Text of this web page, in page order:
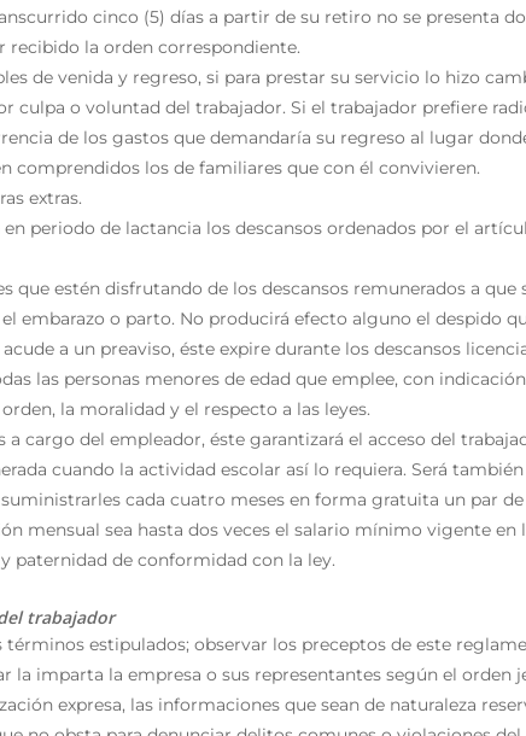
cinco (5) días a partir de su retiro no se presenta
recibido la orden correspondiente.
de venida y regreso, si para prestar su servicio lo hizo
culpa o voluntad del trabajador. Si el trabajador prefiere
de los gastos que demandaría su regreso al lugar
comprendidos los de familiares que con él convivieren.
extras.
periodo de lactancia los descansos ordenados por el
que estén disfrutando de los descansos remunerados a
embarazo o parto. No producirá efecto alguno el despido
a un preaviso, éste expire durante los descansos
las personas menores de edad que emplee, con
la moralidad y el respecto a las leyes.
a cargo del empleador, éste garantizará el acceso del
cuando la actividad escolar así lo requiera. Será
cada cuatro meses en forma gratuita un par
mensual sea hasta dos veces el salario mínimo vigente en
paternidad de conformidad con la ley.
trabajador
estipulados; observar los preceptos de este
la imparta la empresa o sus representantes según el orden
expresa, las informaciones que sean de naturaleza